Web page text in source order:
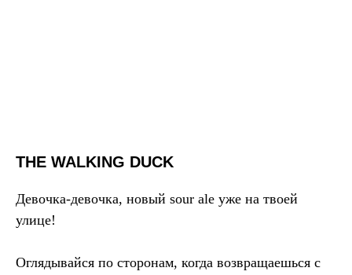
THE WALKING DUCK
Девочка-девочка, новый sour ale уже на твоей
улице!
Оглядывайся по сторонам, когда возвращаешься с